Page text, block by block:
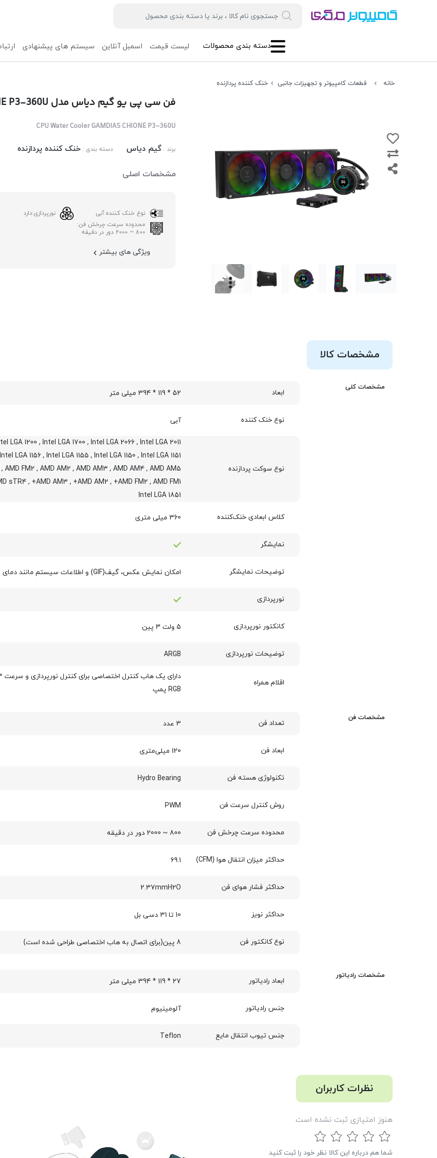
لیست قیمت اسمبل آنلاین سیستم های پیشنهادی دسته بندی محصولات
خانه قطعات کامپیوتر و تجهیزات جانبی خنک کننده پردازنده
فن سی پی یو گیم دیاس مدل GAMDIAS CHIONE P3-360U
CPU Water Cooler GAMDIAS CHIONE P3-360U
برند : گیم دیاس دسته بندی :خنک کننده پردازنده
مشخصات اصلی
نوع خنک کننده:آبی نورپردازی:دارد
محدوده سرعت چرخش فن:
800 ~ 2000 دور در دقیقه
ویژگی های بیشتر
مشخصات کالا
مشخصات کلی
ابعاد 52 * 119 * 394 میلی متر
نوع خنک کننده آبی
نوع سوکت پردازنده
Intel LGA 2011
,
Intel LGA 2066
,
Intel LGA 1700
,
LGA 1200
Intel LGA 1151
,
Intel LGA 1150
,
Intel LGA 1155
,
Intel LGA 1156
AMD AM5
,
AMD AM4
,
AMD AM3
,
AMD AM2
,
AMD FM2
,
AMD FM1
,
AMD FM2+
,
AMD AM2+
,
AMD AM3+
,
sTR4
Intel LGA 1851
کلاس ابعادی خنک‌کننده 360 میلی متری
نمایشگر
توضیحات نمایشگر امکان نمایش عکس، گیف(GIF) و اطلاعات سیستم مانند دمای پردازنده
نورپردازی
کانکتور نورپردازی 5 ولت 3 پین
توضیحات نورپردازی ARGB
اقلام همراه
RGB پمپ
مشخصات فن
تعداد فن 3 عدد
ابعاد فن 120 میلی‌متری
تکنولوژی هسته فن Hydro Bearing
روش کنترل سرعت فن PWM
محدوده سرعت چرخش فن 800 ~ 2000 دور در دقیقه
حداکثر میزان انتقال هوا (CFM) 69.1
حداکثر فشار هوای فن 2.37mmH2O
حداکثر نویز 10 تا 31 دسی بل
نوع کانکتور فن 8 پین(برای اتصال به هاب اختصاصی طراحی شده است)
مشخصات رادیاتور
ابعاد رادیاتور 27 * 119 * 394 میلی متر
جنس رادیاتور آلومینیوم
جنس تیوب انتقال مایع Teflon
نظرات کاربران
هنوز امتیازی ثبت نشده است
شما هم درباره این کالا نظر خود را ثبت کنید